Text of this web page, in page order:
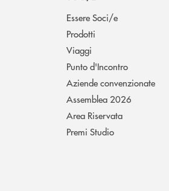
Essere Soci/e
Prodotti
Viaggi
Punto d'Incontro
Aziende convenzionate
Assemblea 2026
Area Riservata
Premi Studio